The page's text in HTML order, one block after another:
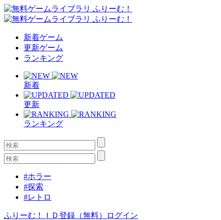
新着ゲーム
更新ゲーム
ランキング
新着
更新
ランキング
#ホラー
#探索
#レトロ
ふりーむ！ＩＤ登録（無料） ログイン